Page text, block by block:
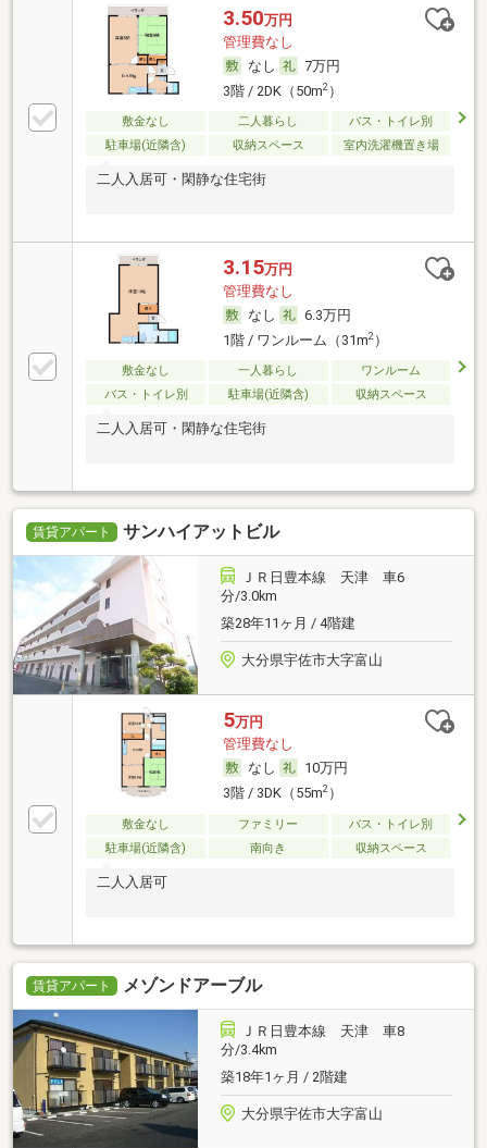
3.50万円
管理費なし
なし
7万円
3階 / 2DK（50m2）
敷金なし 二人暮らし
バス・トイレ別
駐車場(近隣含)
収納スペース 室内洗濯機置き場
二人入居可・閑静な住宅街
3.15万円
管理費なし
なし
6.3万円
1階 / ワンルーム（31m2）
敷金なし 一人暮らし
ワンルーム
バス・トイレ別
駐車場(近隣含) 収納スペース
二人入居可・閑静な住宅街
賃貸アパート サンハイアットビル
ＪＲ日豊本線 天津 車6
分/3.0km
築28年11ヶ月 / 4階建
大分県宇佐市大字富山
5万円
管理費なし
なし
10万円
3階 / 3DK（55m2）
敷金なし ファミリー
バス・トイレ別
駐車場(近隣含)
南向き 収納スペース
二人入居可
賃貸アパート メゾンドアーブル
ＪＲ日豊本線 天津 車8
分/3.4km
築18年1ヶ月 / 2階建
大分県宇佐市大字富山